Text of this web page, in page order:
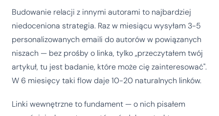
Budowanie relacji z innymi autorami to najbardziej
niedoceniona strategia. Raz w miesiącu wysyłam 3-5
personalizowanych emaili do autorów w powiązanych
niszach — bez prośby o linka, tylko „przeczytałem twój
artykuł, tu jest badanie, które może cię zainteresować".
W 6 miesięcy taki flow daje 10-20 naturalnych linków.
Linki wewnętrzne to fundament — o nich pisałem